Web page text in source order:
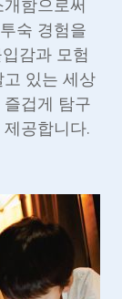
함으로써
숙 경험을
감과 모험
고 있는 세상
겁게 탐구
공합니다.